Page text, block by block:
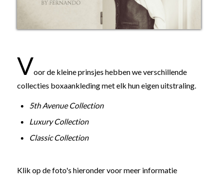
Voor de kleine prinsjes hebben we verschillende
collecties boxaankleding met elk hun eigen uitstraling.
5th Avenue Collection
Luxury Collection
Classic Collection
Klik op de foto's hieronder voor meer informatie